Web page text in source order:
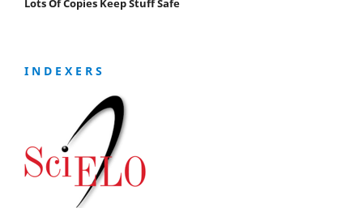
Lots Of Copies Keep Stuff Safe
I N D E X E R S